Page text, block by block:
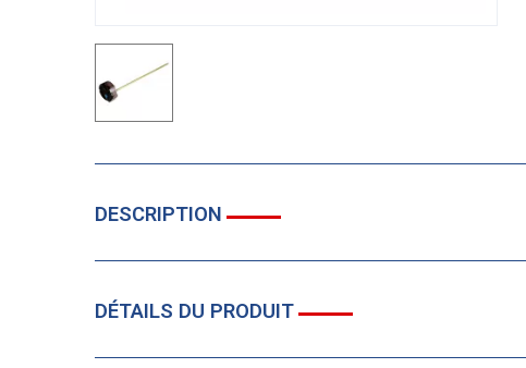
DESCRIPTION
DÉTAILS DU PRODUIT